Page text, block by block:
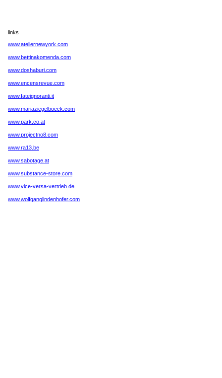
links
www.ateliernewyork.com
www.bettinakomenda.com
www.doshaburi.com
www.encensrevue.com
www.fateignoranti.it
www.mariaziegelboeck.com
www.park.co.at
www.projectno8.com
www.ra13.be
www.sabotage.at
www.substance-store.com
www.vice-versa-vertrieb.de
www.wolfganglindenhofer.com